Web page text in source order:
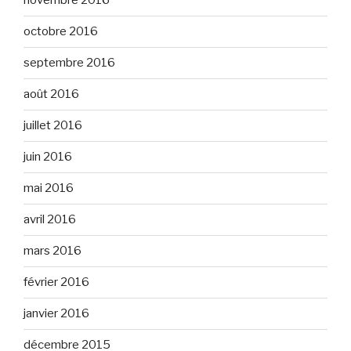
octobre 2016
septembre 2016
août 2016
juillet 2016
juin 2016
mai 2016
avril 2016
mars 2016
février 2016
janvier 2016
décembre 2015